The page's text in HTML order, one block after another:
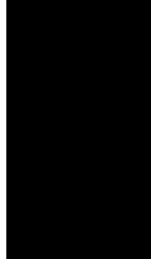
Vendor adalah
Buku Kas adalah
Contoh Surat Resmi: